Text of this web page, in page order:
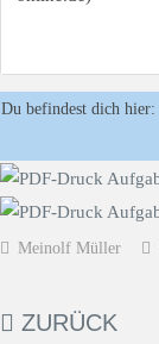
Du befindest dich hier:
Meinolf Müller
ZURÜCK